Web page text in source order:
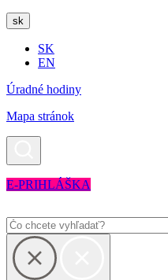
sk
SK
EN
Úradné hodiny
Mapa stránok
E-PRIHLÁŠKA